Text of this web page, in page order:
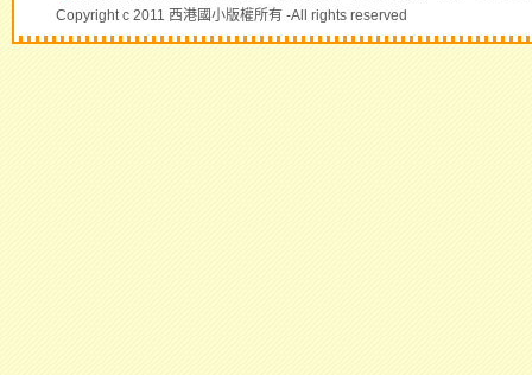
Copyright c 2011 西港國小版權所有 -All rights reserved